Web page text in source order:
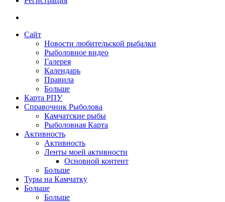
Сайт
Новости любительской рыбалки
Рыболовное видео
Галерея
Календарь
Правила
Больше
Карта РПУ
Справочник Рыболова
Камчатские рыбы
Рыболовная Карта
Активность
Активность
Ленты моей активности
Основной контент
Больше
Туры на Камчатку
Больше
Больше